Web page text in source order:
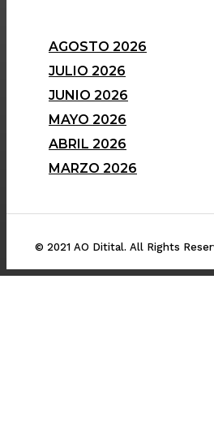
AGOSTO 2026
JULIO 2026
JUNIO 2026
MAYO 2026
ABRIL 2026
MARZO 2026
© 2021 AO Ditital. All Rights